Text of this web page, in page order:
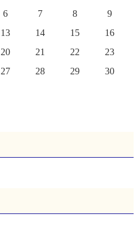
6 7 8
9
13 14 15
16
20 21 22
23
27 28 29
30